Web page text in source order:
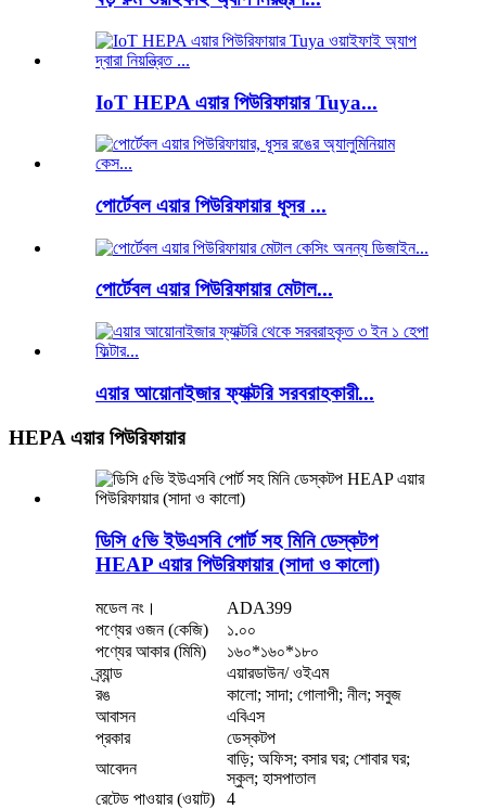
IoT HEPA এয়ার পিউরিফায়ার Tuya...
পোর্টেবল এয়ার পিউরিফায়ার ধূসর ...
পোর্টেবল এয়ার পিউরিফায়ার মেটাল...
এয়ার আয়োনাইজার ফ্যাক্টরি সরবরাহকারী...
HEPA এয়ার পিউরিফায়ার
ডিসি ৫ভি ইউএসবি পোর্ট সহ মিনি ডেস্কটপ
HEAP এয়ার পিউরিফায়ার (সাদা ও কালো)
মডেল নং।
ADA399
পণ্যের ওজন (কেজি)
১.০০
পণ্যের আকার (মিমি)
১৬০*১৬০*১৮০
ব্র্যান্ড
এয়ারডাউন/ ওইএম
রঙ
কালো; সাদা; গোলাপী; নীল; সবুজ
আবাসন
এবিএস
প্রকার
ডেস্কটপ
আবেদন
বাড়ি; অফিস; বসার ঘর; শোবার ঘর;
স্কুল; হাসপাতাল
রেটেড পাওয়ার (ওয়াট)
4